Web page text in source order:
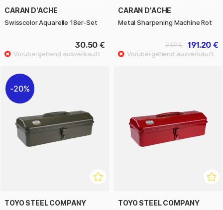
CARAN D'ACHE
Swisscolor Aquarelle 18er-Set
30.50 €
CARAN D'ACHE
Metal Sharpening Machine Rot
191.20 €
239 €
20%
TOYO STEEL COMPANY TOYO STEEL COMPANY